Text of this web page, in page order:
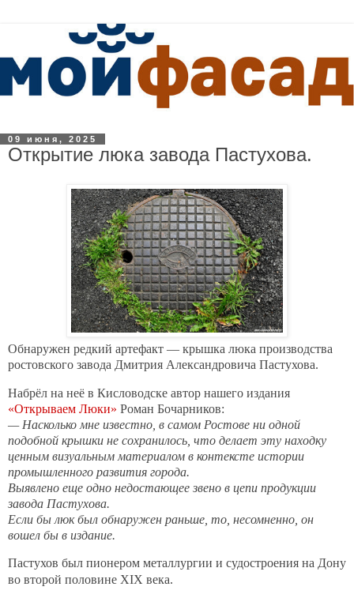
09 июня, 2025
Открытие люка завода Пастухова.
Обнаружен редкий артефакт — крышка люка производства
ростовского завода Дмитрия Александровича Пастухова.
Набрёл на неё в Кисловодске автор нашего издания
«Открываем Люки» Роман Бочарников:
— Насколько мне известно, в самом Ростове ни одной
подобной крышки не сохранилось, что делает эту находку
ценным визуальным материалом в контексте истории
промышленного развития города.
Выявлено еще одно недостающее звено в цепи продукции
завода Пастухова.
Если бы люк был обнаружен раньше, то, несомненно, он
вошел бы в издание.
Пастухов был пионером металлургии и судостроения на Дону
во второй половине XIX века.